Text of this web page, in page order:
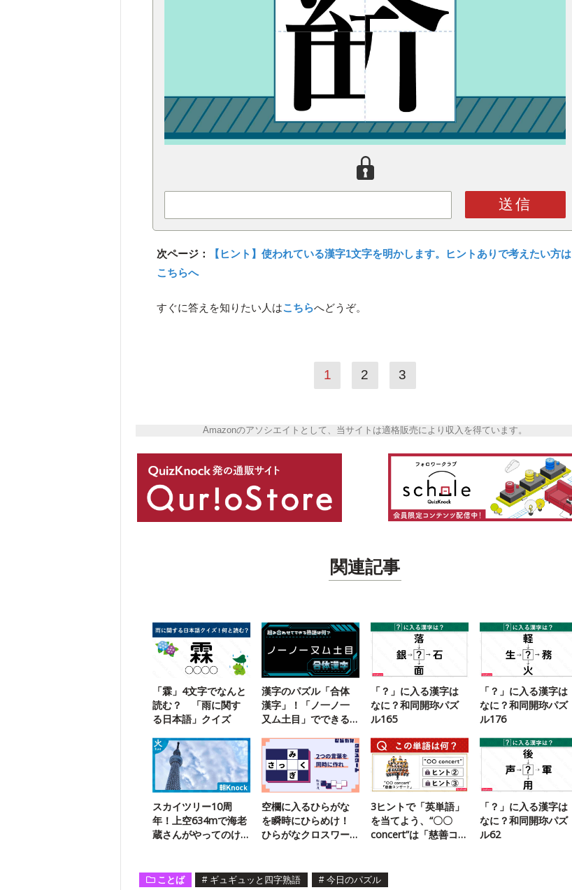
送信
次ページ：
【ヒント】使われている漢字1文字を明かします。ヒントありで考えたい方は
こちらへ
すぐに答えを知りたい人はこちらへどうぞ。
1 2 3
Amazonのアソシエイトとして、当サイトは適格販売により収入を得ています。
関連記事
「霖」4文字でなんと
読む？ 「雨に関す
る日本語」クイズ
漢字のパズル「合体
漢字」！「ノ一ノ一
又ム土目」でできる
「？」に入る漢字は
なに？和同開珎パズ
ル165
「？」に入る漢字は
なに？和同開珎パズ
ル176
スカイツリー10周
年！上空634mで海老
蔵さんがやってのけ
空欄に入るひらがな
を瞬時にひらめけ！
ひらがなクロスワー
3ヒントで「英単語」
を当てよう、“〇〇
concert”は「慈善コン
「？」に入る漢字は
なに？和同開珎パズ
ル62
ことば # ギュギュッと四字熟語 # 今日のパズル